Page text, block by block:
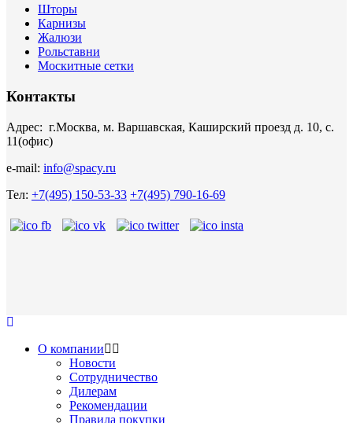
Шторы
Карнизы
Жалюзи
Рольставни
Москитные сетки
Контакты
Адрес: г.Москва, м. Варшавская, Каширский проезд д. 10, с.
11(офис)
e-mail: info@spacy.ru
Тел: +7(495) 150-53-33 +7(495) 790-16-69
О компании
Новости
Сотрудничество
Дилерам
Рекомендации
Правила покупки